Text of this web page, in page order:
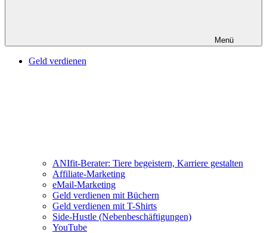
Menü
Geld verdienen
ANIfit-Berater: Tiere begeistern, Karriere gestalten
Affiliate-Marketing
eMail-Marketing
Geld verdienen mit Büchern
Geld verdienen mit T-Shirts
Side-Hustle (Nebenbeschäftigungen)
YouTube